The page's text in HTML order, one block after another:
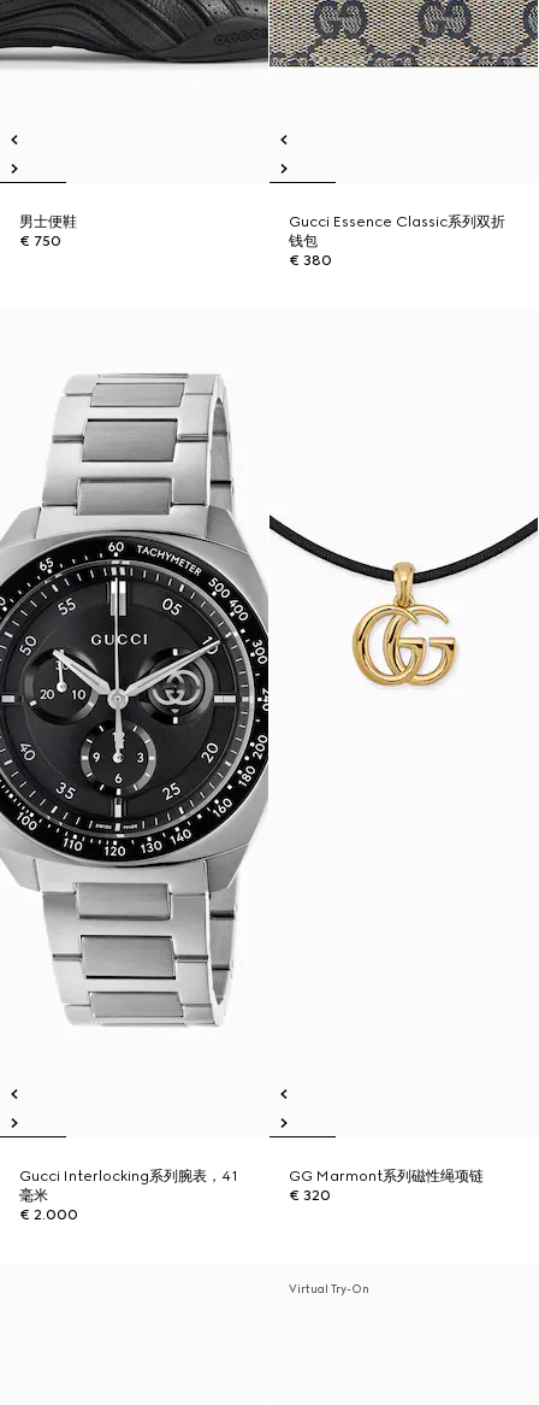
男士便鞋
€ 750
Gucci Essence Classic系列双折
钱包
€ 380
Gucci Interlocking系列腕表，41
毫米
€ 2.000
GG Marmont系列磁性绳项链
€ 320
Virtual Try-On